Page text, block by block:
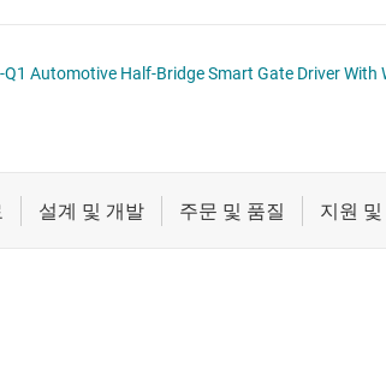
패시브 및 개
DRV8106-Q1 Automotive Half-Bridge